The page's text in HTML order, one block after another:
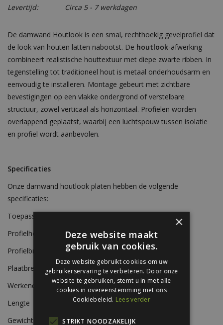
Levertijd:
Circa 5 - 7 werkdagen
De damwand Houtlook is een smal, rechthoekig gevelprofiel dat
de look van houten latten nabootst. De houtlook-afwerking
combineert realistische houttextuur met diepe zwarte ribben. In
tegenstelling tot traditioneel hout is metaal onderhoudsarm en
eenvoudig te installeren. Montage gebeurt met zichtbare
bevestigingen op een vlakke ondergrond of verstelbare
structuur, zowel verticaal als horizontaal. Profielen worden
overlappend geplaatst, waarbij een luchtspouw tussen isolatie
en profiel wordt aanbevolen.
Specificaties
Onze damwand houtlook platen hebben de volgende
specificaties:
Toepassing
Profielhoogte
23 mm
Profielbreedte
75 mm
Plaatbreedte
840 mm
Werkende breedte
815 mm
Lengte
tot 6.000 mm
Gewicht
8,53 kg/m²
×
Deze website maakt
gebruik van cookies.
Deze website gebruikt cookies om uw
gebruikerservaring te verbeteren. Door onze
website te gebruiken, stemt u in met alle
cookies in overeenstemming met ons
Cookiebeleid. Lees verder
STRIKT NOODZAKELIJK